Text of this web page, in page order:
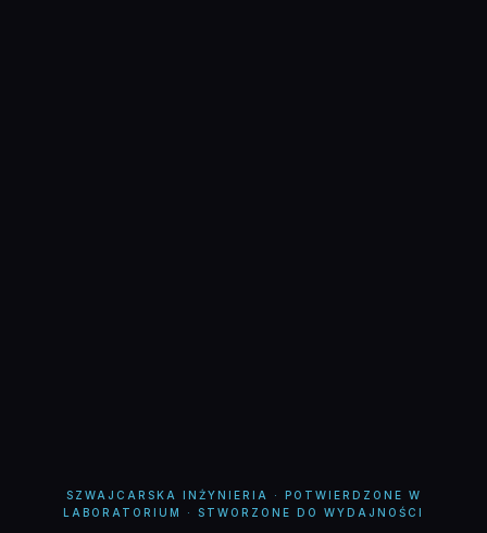
SZWAJCARSKA INŻYNIERIA · POTWIERDZONE W
LABORATORIUM · STWORZONE DO WYDAJNOŚCI